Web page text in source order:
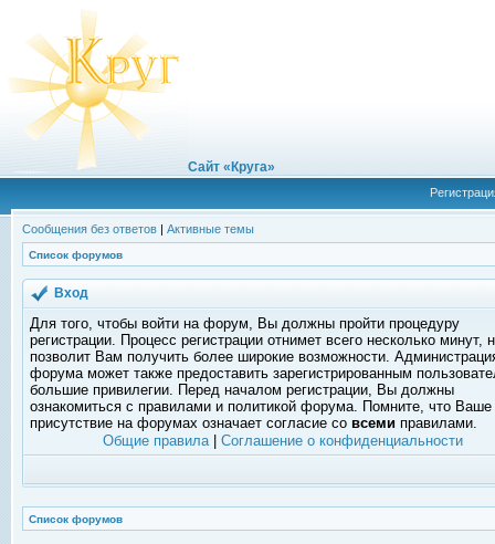
Сайт «Круга»
Сообщения без ответов | Активные темы
Список форумов
Вход
Для того, чтобы войти на форум, Вы должны пройти процедуру
регистрации. Процесс регистрации отнимет всего несколько минут,
позволит Вам получить более широкие возможности.
форума может также предоставить зарегистрированным
большие привилегии. Перед началом регистрации, Вы должны
ознакомиться с правилами и политикой форума. Помните, что Ваше
присутствие на форумах означает согласие со всеми правилами.
Общие правила| Соглашение о конфиденциальности
Список форумов